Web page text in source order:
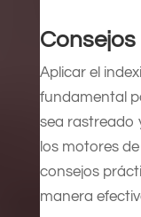
Aplicar el
fundamental
sea rastreado
los motores
consejos
manera